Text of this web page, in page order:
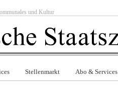
und Kultur
Stellenmarkt Abo & Services